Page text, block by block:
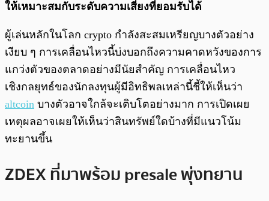
ให้เหมาะสมกับระดับความเสี่ยงที่ยอมรับได้
ผู้เล่นหลักในโลก crypto กำลังสะสมเหรียญบางตัวอย่าง
เงียบ ๆ การเคลื่อนไหวนี้บ่งบอกถึงความคาดหวังของการ
แกว่งตัวของตลาดอย่างมีนัยสำคัญ การเคลื่อนไหว
เชิงกลยุทธ์ของนักลงทุนผู้มีอิทธิพลเหล่านี้ชี้ให้เห็นว่า
altcoin บางตัวอาจใกล้จะเติบโตอย่างมาก การเปิดเผย
เหตุผลอาจเผยให้เห็นว่าสินทรัพย์ใดบ้างที่มีแนวโน้ม
ทะยานขึ้น
ZDEX ที่มาพร้อม presale พุ่งทยาน